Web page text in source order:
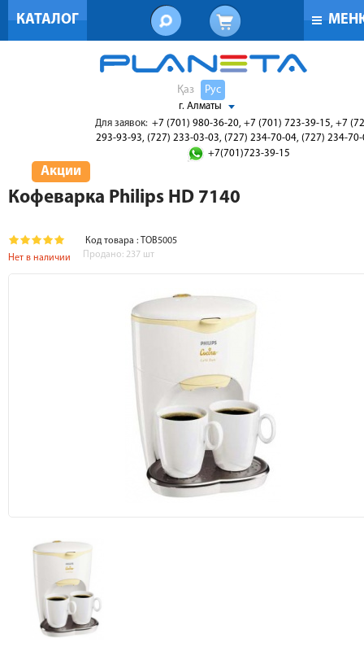
КАТАЛОГ
Қаз Рус
г. Алматы
Для заявок: +7 (701) 980-36-20, +7 (701) 723-39-15, +7
293-93-93, (727) 233-03-03, (727) 234-70-04, (727) 234-
+7(701)723-39-15
Акции
Кофеварка Philips HD 7140
Код товара : ТОВ5005
Нет в наличии
Продано: 237 шт